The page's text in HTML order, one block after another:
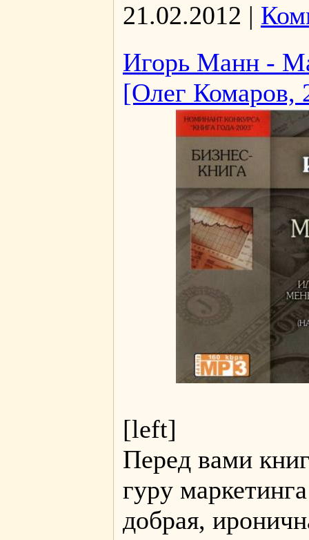
21.02.2012 |
Игорь Манн -
[Олег Комаров,
[left]
Перед вами
гуру
добрая,